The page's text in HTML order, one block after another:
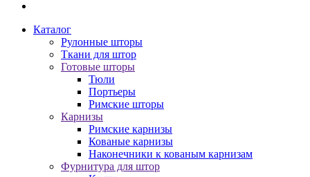
Каталог
Рулонные шторы
Ткани для штор
Готовые шторы
Тюли
Портьеры
Римские шторы
Карнизы
Римские карнизы
Кованые карнизы
Наконечники к кованым карнизам
Фурнитура для штор